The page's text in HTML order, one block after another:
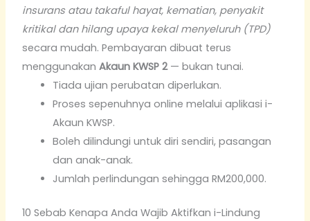
insurans atau takaful hayat, kematian, penyakit
kritikal dan hilang upaya kekal menyeluruh (TPD)
secara mudah. Pembayaran dibuat terus
menggunakanAkaun KWSP 2— bukan tunai.
Tiada ujian perubatan diperlukan.
Proses sepenuhnya online melalui aplikasi i-
Akaun KWSP.
Boleh dilindungi untuk diri sendiri, pasangan
dan anak-anak.
Jumlah perlindungan sehingga RM200,000.
10 Sebab Kenapa Anda Wajib Aktifkan i-Lindung